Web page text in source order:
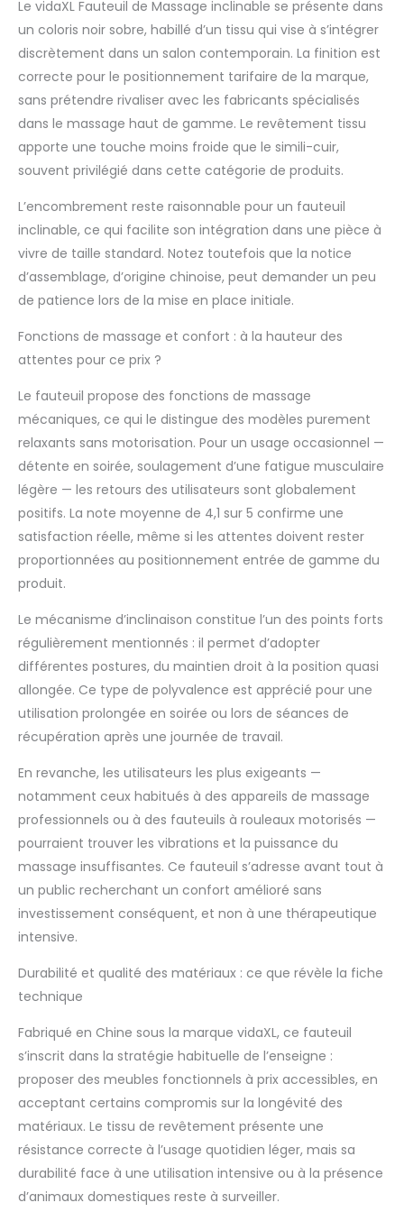
confort en tirant
simplement sur la
poignée. Cette
fonction permet une
inclinaison maximale
de 135 degrés. De
plus, le dossier peut
revenir rapidement à
sa position d'origine
en tirant simplement
【Fonction de
vibration :】 les 6
points de massage
vous permettent de
faire l'expérience d'un
massage mieux ciblé.
De plus, la
télécommande
programmes de
massage. La fonction
de massage est
alimentée par le
connecteur USB qui
nécessite une source
d'alimentation USB
certifiée de 5 V (non
fournie). 【Expérience
d'assise confortable
et les larges
rembourrés
recouverts de tissu
procurent une
sensation
chaleureuse, vous
permettant de vous
sentir enveloppé
lorsque vous êtes
assis. Le tissu
présente un aspect
simple et épuré et est
respirant et durable.
【Poche latérale
pratique :】 ce
pour ranger votre
essentiels à portée
de main.
Le vidaXL Fauteuil de Massage inclinable se présente dans
un coloris noir sobre, habillé d’un tissu qui vise à s’intégrer
discrètement dans un salon contemporain. La finition est
correcte pour le positionnement tarifaire de la marque,
sans prétendre rivaliser avec les fabricants spécialisés
dans le massage haut de gamme. Le revêtement tissu
apporte une touche moins froide que le simili-cuir,
souvent privilégié dans cette catégorie de produits.
L’encombrement reste raisonnable pour un fauteuil
inclinable, ce qui facilite son intégration dans une pièce à
vivre de taille standard. Notez toutefois que la notice
d’assemblage, d’origine chinoise, peut demander un peu
de patience lors de la mise en place initiale.
Fonctions de massage et confort : à la hauteur des
attentes pour ce prix ?
Le fauteuil propose des fonctions de massage
mécaniques, ce qui le distingue des modèles purement
relaxants sans motorisation. Pour un usage occasionnel —
détente en soirée, soulagement d’une fatigue musculaire
légère — les retours des utilisateurs sont globalement
positifs. La note moyenne de 4,1 sur 5 confirme une
satisfaction réelle, même si les attentes doivent rester
proportionnées au positionnement entrée de gamme du
produit.
Le mécanisme d’inclinaison constitue l’un des points forts
régulièrement mentionnés : il permet d’adopter
différentes postures, du maintien droit à la position quasi
allongée. Ce type de polyvalence est apprécié pour une
utilisation prolongée en soirée ou lors de séances de
récupération après une journée de travail.
En revanche, les utilisateurs les plus exigeants —
notamment ceux habitués à des appareils de massage
professionnels ou à des fauteuils à rouleaux motorisés —
pourraient trouver les vibrations et la puissance du
massage insuffisantes. Ce fauteuil s’adresse avant tout à
un public recherchant un confort amélioré sans
investissement conséquent, et non à une thérapeutique
intensive.
Durabilité et qualité des matériaux : ce que révèle la fiche
technique
Fabriqué en Chine sous la marque vidaXL, ce fauteuil
s’inscrit dans la stratégie habituelle de l’enseigne :
proposer des meubles fonctionnels à prix accessibles, en
acceptant certains compromis sur la longévité des
matériaux. Le tissu de revêtement présente une
résistance correcte à l’usage quotidien léger, mais sa
durabilité face à une utilisation intensive ou à la présence
d’animaux domestiques reste à surveiller.